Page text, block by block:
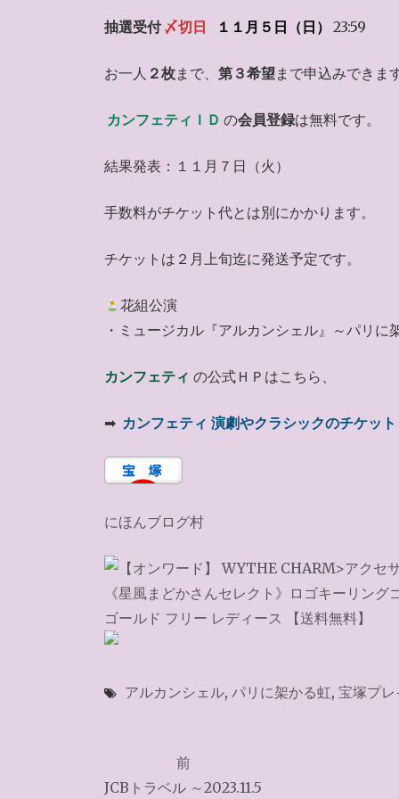
抽選受付 〆切日 １１月５日（日） 23:59
お一人 ２枚まで、 第３希望まで申込みできます
カンフェティＩＤ の会員登録は無料です。
結果発表：１１月７日（火）
手数料がチケット代とは別にかかります。
チケットは２月上旬迄に発送予定です。
花組公演
・ミュージカル『アルカンシェル』～パリに
カンフェティ の公式ＨＰはこちら、
➡ カンフェティ 演劇やクラシックのチケット
にほんブログ村
アルカンシェル, パリに架かる虹, 宝塚プレ
稿
前
JCBトラベル ～2023.11.5